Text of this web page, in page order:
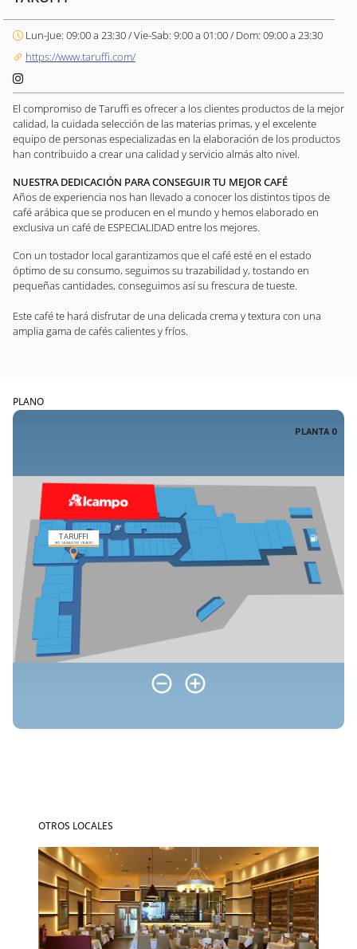
Lun-Jue: 09:00 a 23:30 / Vie-Sab: 9:00 a 01:00 / Dom: 09:00 a 23:30
https://www.taruffi.com/
El compromiso de Taruffi es ofrecer a los clientes productos de la mejor
calidad, la cuidada selección de las materias primas, y el excelente
equipo de personas especializadas en la elaboración de los productos
han contribuido a crear una calidad y servicio almás alto nivel.
NUESTRA DEDICACIÓN PARA CONSEGUIR TU MEJOR CAFÉ
Años de experiencia nos han llevado a conocer los distintos tipos de
café arábica que se producen en el mundo y hemos elaborado en
exclusiva un café de ESPECIALIDAD entre los mejores.
Con un tostador local garantizamos que el café esté en el estado
óptimo de su consumo, seguimos su trazabilidad y, tostando en
pequeñas cantidades, conseguimos así su frescura de tueste.
Este café te hará disfrutar de una delicada crema y textura con una
amplia gama de cafés calientes y fríos.
PLANO
OTROS LOCALES